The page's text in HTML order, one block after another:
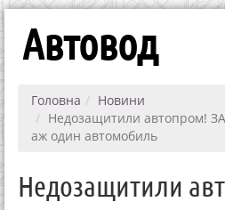
Автовод
Головна
Новини
Недозащитили автопром!
аж один автомобиль
Недозащитили